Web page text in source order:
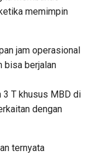
memimpin
jam operasional
bisa berjalan
3 T khusus MBD di
dengan
ternyata